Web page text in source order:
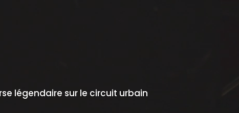
légendaire sur le circuit urbain